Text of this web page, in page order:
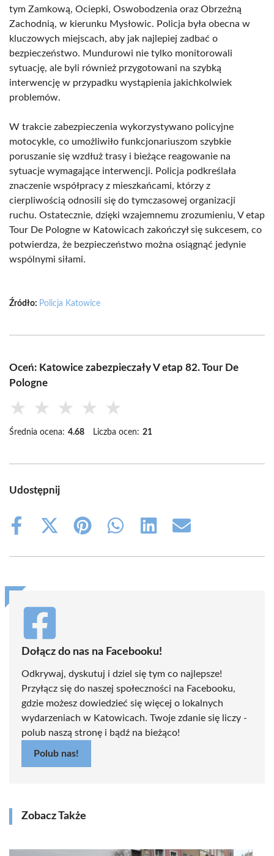
tym Zamkową, Ociepki, Oswobodzenia oraz Obrzeżną
Zachodnią, w kierunku Mysłowic. Policja była obecna w
kluczowych miejscach, aby jak najlepiej zadbać o
bezpieczeństwo. Mundurowi nie tylko monitorowali
sytuację, ale byli również przygotowani na szybką
interwencję w przypadku wystąpienia jakichkolwiek
problemów.
W trakcie zabezpieczenia wykorzystywano policyjne
motocykle, co umożliwiło funkcjonariuszom szybkie
poruszanie się wzdłuż trasy i bieżące reagowanie na
sytuacje wymagające interwencji. Policja podkreślała
znaczenie współpracy z mieszkańcami, którzy z
cierpliwością odnosili się do tymczasowej organizacji
ruchu. Ostatecznie, dzięki wzajemnemu zrozumieniu, V etap
Tour De Pologne w Katowicach zakończył się sukcesem, co
potwierdza, że bezpieczeństwo można osiągnąć jedynie
wspólnymi siłami.
Źródło: Policja Katowice
Oceń: Katowice zabezpieczały V etap 82. Tour De
Pologne
★ ★ ★ ★ ★
Średnia ocena: 4.68 Liczba ocen: 21
Udostępnij
Share
Share
(Twitter)
Share
Share
Share
Share
Dołącz do nas na Facebooku!
Odkrywaj, dyskutuj i dziel się tym co najlepsze!
Przyłącz się do naszej społeczności na Facebooku,
gdzie możesz dowiedzieć się więcej o lokalnych
wydarzeniach w Katowicach. Twoje zdanie się liczy -
polub naszą stronę i bądź na bieżąco!
Polub nas!
Zobacz Także